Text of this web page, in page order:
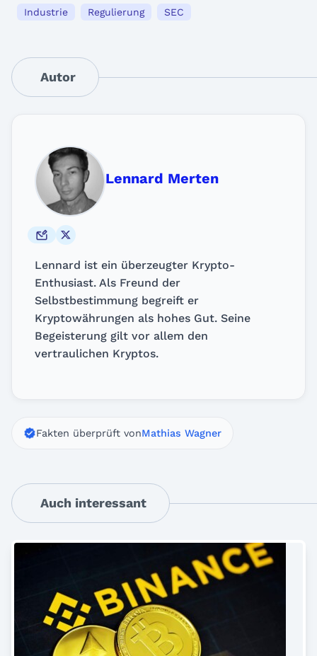
Industrie Regulierung SEC
Autor
Lennard Merten
Lennard ist ein überzeugter Krypto-
Enthusiast. Als Freund der
Selbstbestimmung begreift er
Kryptowährungen als hohes Gut. Seine
Begeisterung gilt vor allem den
vertraulichen Kryptos.
Fakten überprüft vonMathias Wagner
Auch interessant